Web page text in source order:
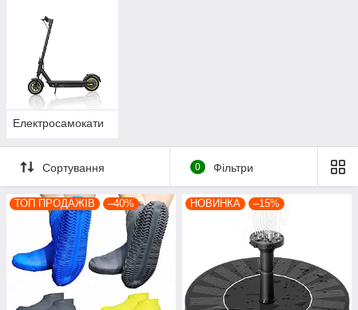
Електросамокати
Сортування 0 Фільтри
ТОП ПРОДАЖІВ –40% НОВИНКА –15%